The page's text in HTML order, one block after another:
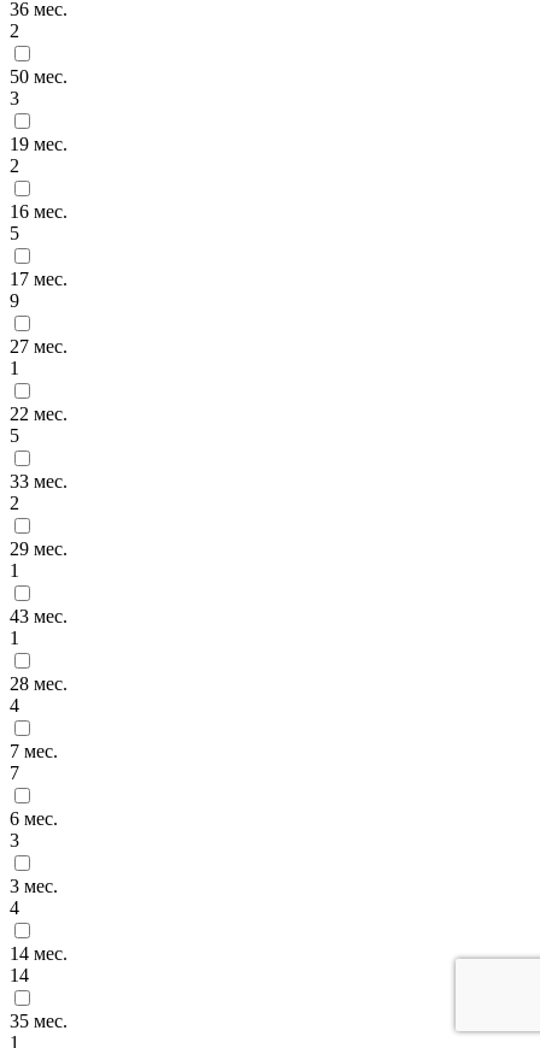
36 мес.
2
50 мес.
3
19 мес.
2
16 мес.
5
17 мес.
9
27 мес.
1
22 мес.
5
33 мес.
2
29 мес.
1
43 мес.
1
28 мес.
4
7 мес.
7
6 мес.
3
3 мес.
4
14 мес.
14
35 мес.
1